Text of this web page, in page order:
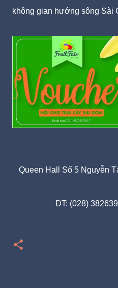
không gian hướng sông Sài
Queen Hall Số 5 Nguyễn
ĐT: (028)